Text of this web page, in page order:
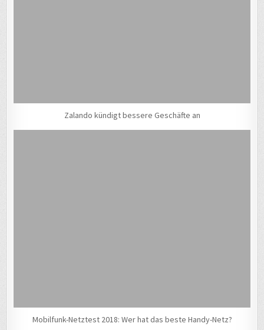
Zalando kündigt bessere Geschäfte an
Mobilfunk-Netztest 2018: Wer hat das beste Handy-Netz?